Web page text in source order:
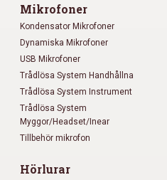
Mikrofoner
Kondensator Mikrofoner
Dynamiska Mikrofoner
USB Mikrofoner
Trådlösa System Handhållna
Trådlösa System Instrument
Trådlösa System
Myggor/Headset/Inear
Tillbehör mikrofon
Hörlurar